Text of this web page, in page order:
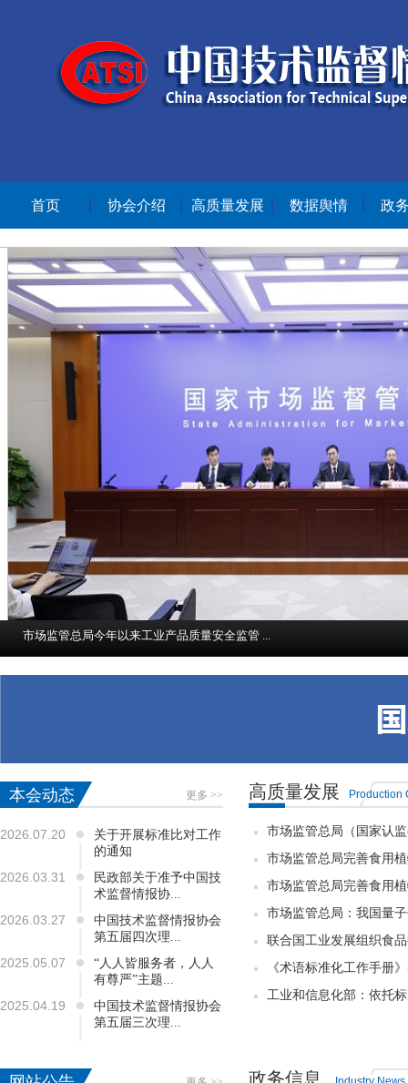
首页 协会介绍 高质量发展 数据舆情 政
脚踏实地 开拓创新 加力推动 “十五五”市场...
认证认可检验检测：创新与发展新质生产力 第...
光伏添彩 赋能未来
市场监管总局今年以来工业产品质量安全监管 ...
“房屋建筑机器人——油漆大师比拼赛x武林大...
本会动态 更多 >>
2026.07.20
关于开展标准比对工作
的通知
2026.03.31
民政部关于准予中国技
术监督情报协...
2026.03.27
中国技术监督情报协会
第五届四次理...
2025.05.07
“人人皆服务者，人人
有尊严”主题...
2025.04.19
中国技术监督情报协会
第五届三次理...
高质量发展 Production
市场监管总局（国家认
市场监管总局完善食用
市场监管总局完善食用
市场监管总局：我国量
联合国工业发展组织食
《术语标准化工作手册
工业和信息化部：依托
政务信息